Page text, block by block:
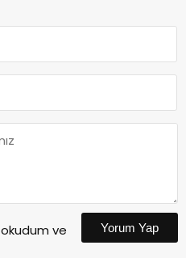
okudum ve
Yorum Yap